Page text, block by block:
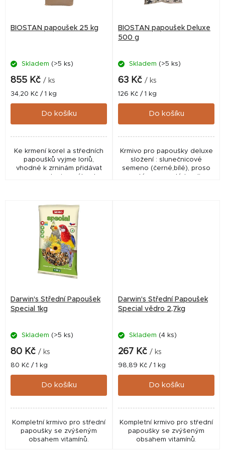
BIOSTAN papoušek 25 kg
Skladem (>5 ks)
855 Kč / ks
Měrná
cena:
34,20 Kč / 1 kg
Do košíku
Ke krmení korel a středních
papoušků vyjme loriů,
vhodné k zrninám přidávat
ovoce , zeleninu, výhonky
BIOSTAN papoušek Deluxe
500 g
Skladem (>5 ks)
63 Kč / ks
Měrná
cena:
126 Kč / 1 kg
Do košíku
Krmivo pro papoušky deluxe
složení : slunečnicové
semeno (černé,bílé), proso
seté, oves setý, kardi,
Darwin's Střední Papoušek
Special 1kg
Skladem (>5 ks)
80 Kč / ks
Měrná
cena:
80 Kč / 1 kg
Do košíku
Kompletní krmivo pro střední
papoušky se zvýšeným
obsahem vitamínů.
Darwin's Střední Papoušek
Special vědro 2,7kg
Skladem (4 ks)
267 Kč / ks
Měrná
cena:
98,89 Kč / 1 kg
Do košíku
Kompletní krmivo pro střední
papoušky se zvýšeným
obsahem vitamínů.